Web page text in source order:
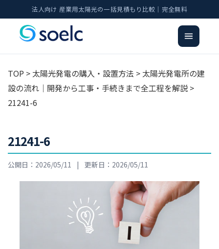
法人向け 産業用太陽光の一括見積もり比較｜完全無料
TOP > 太陽光発電の購入・設置方法 > 太陽光発電所の建
設の流れ｜開発から工事・手続きまで全工程を解説 >
21241-6
21241-6
公開日：2026/05/11 | 更新日：2026/05/11